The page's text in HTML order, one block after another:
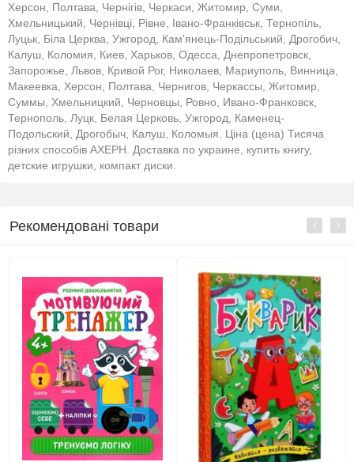
Херсон, Полтава, Чернігів, Черкаси, Житомир, Суми,
Хмельницький, Чернівці, Рівне, Івано-Франківськ, Тернопіль,
Луцьк, Біла Церква, Ужгород, Кам'янець-Подільський, Дрогобич,
Калуш, Коломия, Киев, Харьков, Одесса, Днепропетровск,
Запорожье, Львов, Кривой Рог, Николаев, Мариуполь, Винница,
Макеевка, Херсон, Полтава, Чернигов, Черкассы, Житомир,
Суммы, Хмельницкий, Черновцы, Ровно, Ивано-Франковск,
Тернополь, Луцк, Белая Церковь, Ужгород, Каменец-
Подольский, Дрогобыч, Калуш, Коломыя. Ціна (цена) Тисяча
різних способів АХЕРН. Доставка по украине, купить книгу,
детские игрушки, компакт диски.
Рекомендовані товари